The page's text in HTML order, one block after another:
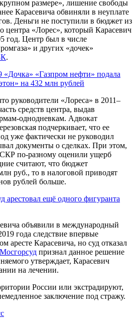
размере», лишение свободы
Карасевича обвиняли в неуплате
Деньги не поступили в бюджет из
центра «Лорес», который Карасевич
год. Центр был в числе
и других «дочек»
.
«Дочка» «Газпром нефти» подала
на 432 млн рублей
руководители «Лореса» в 2011–
средств центра, выдав
однодневкам. Адвокат
подчеркивает, что ее
уже фактически не руководил
документы о сделках. При этом,
по-разному оценили ущерб
считают, что бюджет
руб., то в налоговой приводят
рублей больше.
арестовал ещё одного фигуранта
объявили в международный
года следствие впервые
аресте Карасевича, но суд отказал
Мосгорсуд признал данное решение
утверждает, Карасевич
на лечении.
России или экстрадируют,
заключение под стражу.